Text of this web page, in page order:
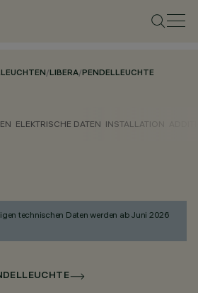
/LIBERA/PENDELLEUCHTE
ELEKTRISCHE DATEN INSTALLATION
technischen Daten werden ab Juni 2026